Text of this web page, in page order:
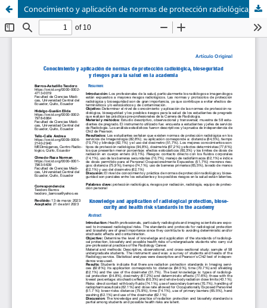
Conocimiento y aplicación de normas de protección radiológica, bioseguridad y riesgos para la salud en la academia.- Knowledge and application of standards of radiological protection, biosafety and health risks in students of the Academy.